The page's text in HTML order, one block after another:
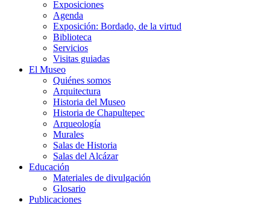
Exposiciones
Agenda
Exposición: Bordado, de la virtud
Biblioteca
Servicios
Visitas guiadas
El Museo
Quiénes somos
Arquitectura
Historia del Museo
Historia de Chapultepec
Arqueología
Murales
Salas de Historia
Salas del Alcázar
Educación
Materiales de divulgación
Glosario
Publicaciones